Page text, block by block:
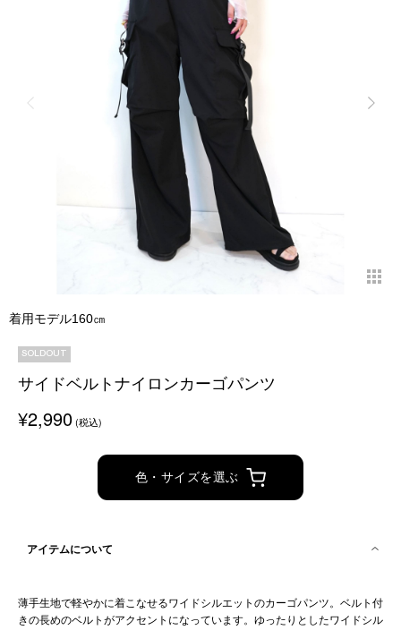
着用モデル160㎝
SOLDOUT
サイドベルトナイロンカーゴパンツ
¥2,990(税込)
色・サイズを選ぶ
アイテムについて
薄手生地で軽やかに着こなせるワイドシルエットのカーゴパンツ。ベルト付
きの長めのベルトがアクセントになっています。ゆったりとしたワイドシル